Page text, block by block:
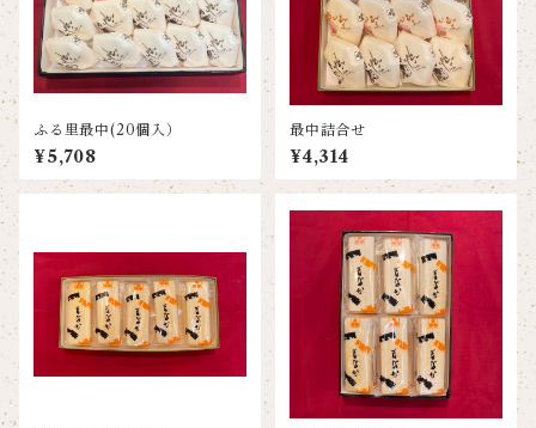
ふる里最中(20個入）
¥5,708
最中詰合せ
¥4,314